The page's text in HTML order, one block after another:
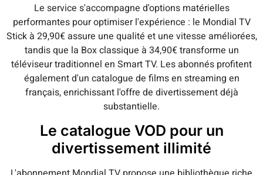
Le service s'accompagne d'options matérielles
performantes pour optimiser l'expérience : le Mondial TV
Stick à 29,90€ assure une qualité et une vitesse améliorées,
tandis que la Box classique à 34,90€ transforme un
téléviseur traditionnel en Smart TV. Les abonnés profitent
également d'un catalogue de films en streaming en
français, enrichissant l'offre de divertissement déjà
substantielle.
Le catalogue VOD pour un
divertissement illimité